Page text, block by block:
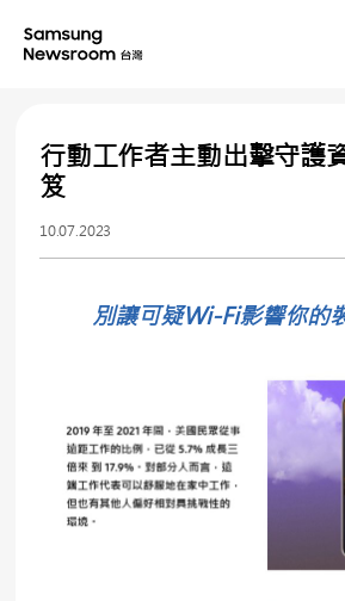
行動工作者主動出擊守護
笈
10.07.2023
別讓可疑Wi-Fi影響你的